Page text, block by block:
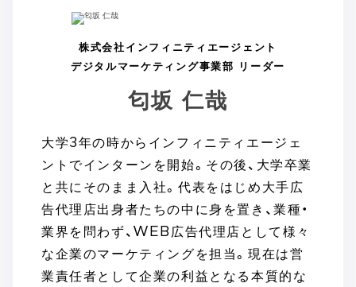
株式会社インフィニティエージェント
デジタルマーケティング事業部 リーダー
匂坂 仁哉
大学3年の時からインフィニティエージェ
ントでインターンを開始。その後、大学卒業
と共にそのまま入社。代表をはじめ大手広
告代理店出身者たちの中に身を置き、業種・
業界を問わず、WEB広告代理店として様々
な企業のマーケティングを担当。現在は営
業責任者として企業の利益となる本質的な